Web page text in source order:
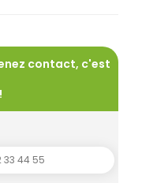
contact, c'est